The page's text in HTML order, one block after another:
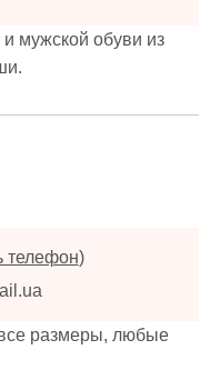
мужской обуви из
телефон)
размеры, любые